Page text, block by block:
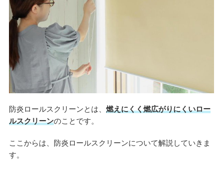
防炎ロールスクリーンとは、 燃えにくく燃広がりにくいロー
ルスクリーンのことです。
ここからは、防炎ロールスクリーンについて解説していきま
す。